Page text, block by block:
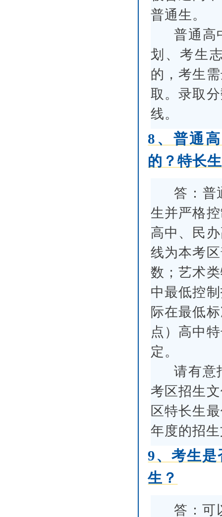
普通生。
普通高
划、考生
的，考生
取。录取
线。
8、普通
的？特长
答：普
生并严格
高中、民
线为本考
数；艺术
中最低控
际在最低
点）高中
定。
请有意
考区招生
区特长生
年度的招
9、考生是
生？
答：可